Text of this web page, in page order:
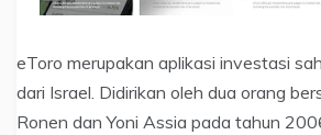
eToro merupakan aplikasi investasi
dari Israel. Didirikan oleh dua orang
Ronen dan Yoni Assia pada tahun